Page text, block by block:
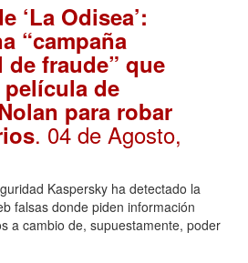
‘La Odisea’:
“campaña
fraude” que
de
para robar
. 04 de Agosto,
Kaspersky ha detectado la
falsas donde piden información
a cambio de, supuestamente, poder